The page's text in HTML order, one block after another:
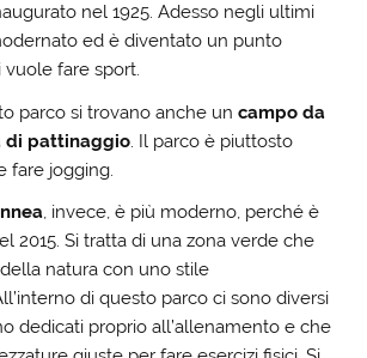
nel 1925. Adesso negli ultimi
ed è diventato un punto
fare sport.
parco si trovano anche uncampo da
di pattinaggio. Il parco è piuttosto
fare jogging.
, invece, è più moderno, perché è
2015. Si tratta di una zona verde che
natura con uno stile
di questo parco ci sono diversi
dedicati proprio all’allenamento e che